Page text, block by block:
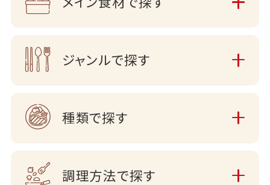
ジャンルで探す
種類で探す
調理方法で探す